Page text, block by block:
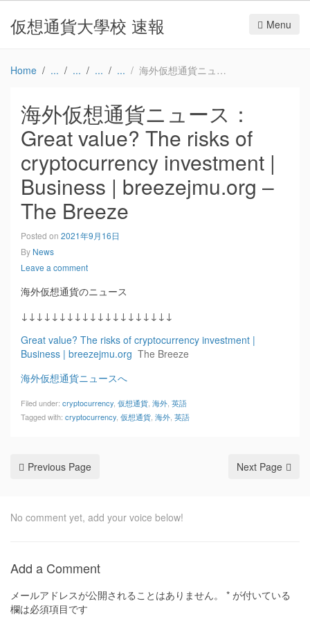
仮想通貨大學校 速報 Menu
Home 海外仮想通貨ニュース：Great value? The risks of cryptocurrency investment | Business | breezejmu.org – The Breeze
海外仮想通貨ニュース：
Great value? The risks of
cryptocurrency investment |
Business | breezejmu.org –
The Breeze
Posted on 2021年9月16日
By News
Leave a comment
海外仮想通貨のニュース
↓↓↓↓↓↓↓↓↓↓↓↓↓↓↓↓↓↓↓↓
Great value? The risks of cryptocurrency investment |
Business | breezejmu.org The Breeze
海外仮想通貨ニュースへ
Filed under: cryptocurrency 仮想通貨 海外 英語
Tagged with: cryptocurrency 仮想通貨 海外 英語
Previous Page Next Page
No comment yet, add your voice below!
Add a Comment
メールアドレスが公開されることはありません。 * が付いている
欄は必須項目です